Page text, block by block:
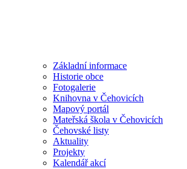
Základní informace
Historie obce
Fotogalerie
Knihovna v Čehovicích
Mapový portál
Mateřská škola v Čehovicích
Čehovské listy
Aktuality
Projekty
Kalendář akcí